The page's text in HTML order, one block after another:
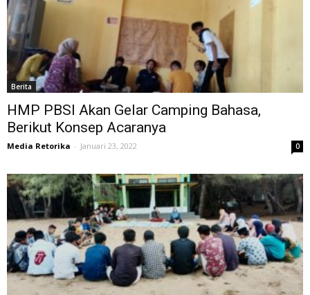
Berita
HMP PBSI Akan Gelar Camping Bahasa,
Berikut Konsep Acaranya
Media Retorika - Januari 23, 2022 0